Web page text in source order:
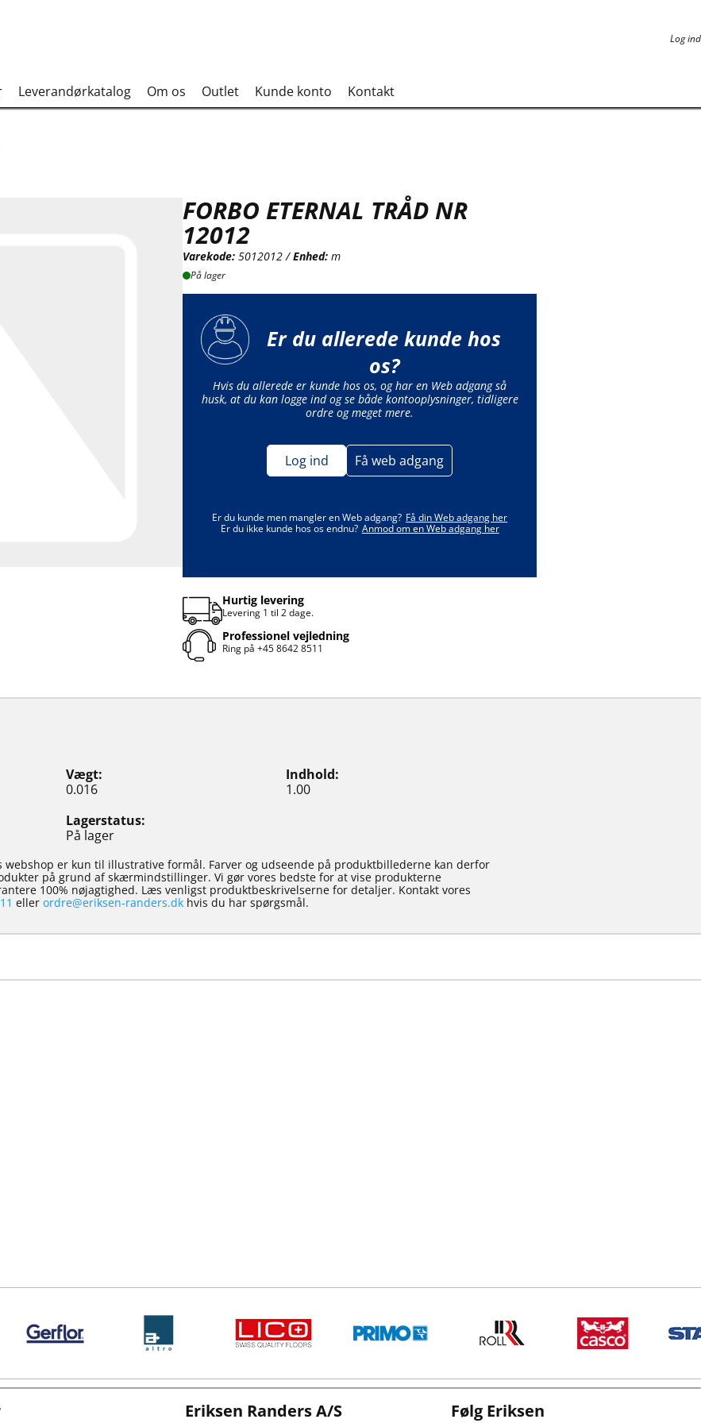
Log ind
Leverandørkatalog Om os Outlet Kunde konto Kontakt
FORBO ETERNAL TRÅD NR
12012
Varekode:5012012 /Enhed:m
På lager
Er du allerede kunde hos
os?
Hvis du allerede er kunde hos os, og har en Web adgang så
husk, at du kan logge ind og se både kontooplysninger, tidligere
ordre og meget mere.
Log ind Få web adgang
Er du kunde men mangler en Web adgang? Få din Web adgang her
Er du ikke kunde hos os endnu? Anmod om en Web adgang her
Hurtig levering
Levering 1 til 2 dage.
Professionel vejledning
Ring på+45 8642 8511
Vægt
0.016
Indhold
1.00
Lagerstatus
På lager
er kun til illustrative formål. Farver og udseende på produktbillederne kan derfor
på grund af skærmindstillinger. Vi gør vores bedste for at vise produkterne
100% nøjagtighed. Læs venligst produktbeskrivelserne for detaljer. Kontakt vores
eller ordre@eriksen-randers.dkhvis du har spørgsmål.
Eriksen Randers A/S Følg Eriksen